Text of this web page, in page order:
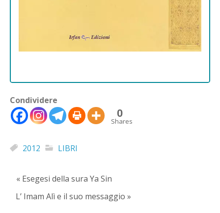
Condividere
0
Shares
2012 LIBRI
« Esegesi della sura Ya Sin
L’ Imam Alì e il suo messaggio »